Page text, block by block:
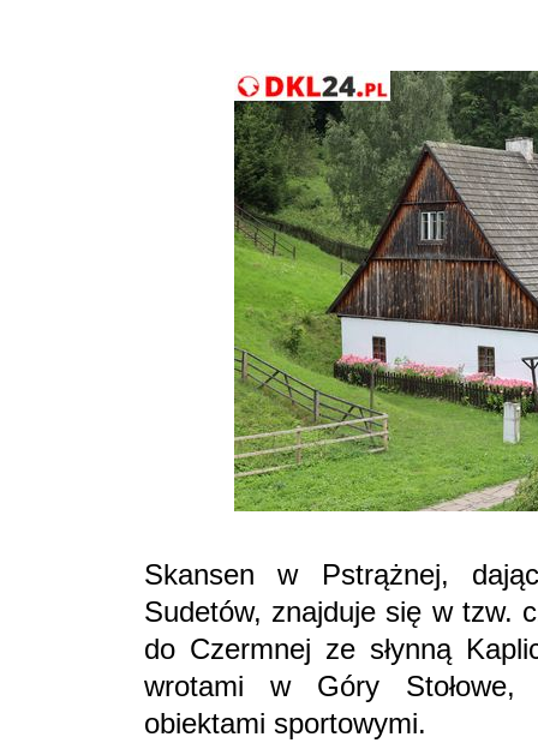
Skansen w Pstrążnej,
Sudetów, znajduje się w tzw.
do Czermnej ze słynną
wrotami w Góry
obiektami sportowymi.